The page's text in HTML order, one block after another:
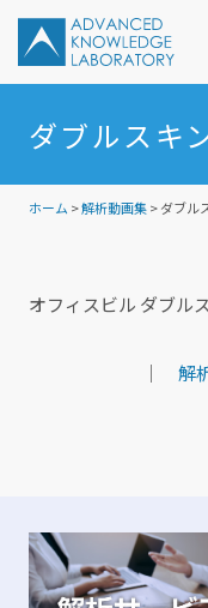
ダブルスキ
ホーム >解析動画集> ダブル
オフィスビル ダブル
｜ 解